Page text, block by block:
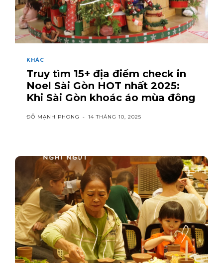
KHÁC
Truy tìm 15+ địa điểm check in
Noel Sài Gòn HOT nhất 2025:
Khi Sài Gòn khoác áo mùa đông
ĐỖ MẠNH PHONG - 14 THÁNG 10, 2025